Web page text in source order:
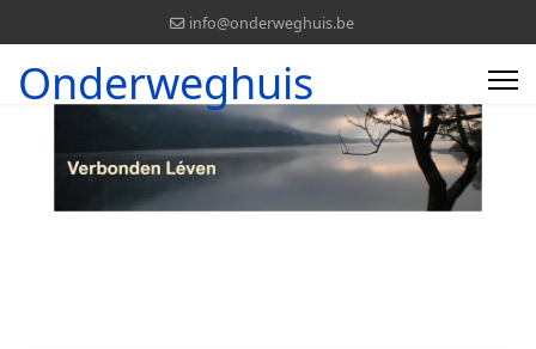
info@onderweghuis.be
Onderweghuis